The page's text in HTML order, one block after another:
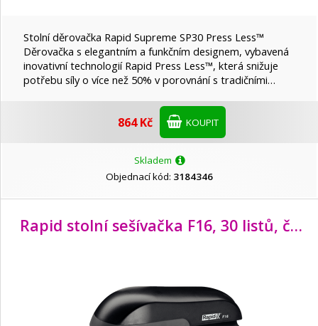
Stolní děrovačka Rapid Supreme SP30 Press Less™
Děrovačka s elegantním a funkčním designem, vybavená
inovativní technologií Rapid Press Less™, která snižuje
potřebu síly o více než 50% v porovnání s tradičními…
864 Kč KOUPIT
Skladem
Objednací kód: 3184346
Rapid stolní sešívačka F16, 30 listů, černá